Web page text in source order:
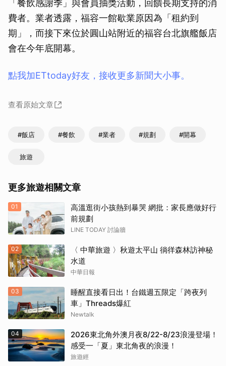
「餐飲感謝季」與會員抽獎活動，回饋長期支持的消
費者。業者透露，福容一館歇業原因為「租約到
期」，而接下來位於圓山站附近的福容台北旗艦飯店
會在今年底開幕。
點我加ETtoday好友，接收更多新聞大小事。
查看原始文章
#飯店 #餐飲 #業者 #規劃 #開幕
旅遊
更多旅遊相關文章
01
高溫逛街小孩熱到暴哭 網批：家長應做好行
前規劃
LINE TODAY 討論牆
02
〈 中華旅遊 〉秋遊太平山 徜徉森林訪神秘
水道
中華日報
03
睡醒直接看日出！台鐵週五限定「跨夜列
車」Threads爆紅
Newtalk
04
2026東北角外澳月夜8/22-8/23浪漫登場！
感受一「夏」東北角夜的浪漫！
旅遊經